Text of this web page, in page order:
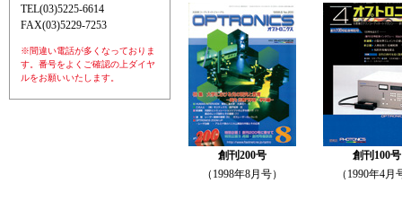
TEL(03)5225-6614
FAX(03)5229-7253
※間違い電話が多くなっておりま
す。番号をよくご確認の上ダイヤ
ルをお願いいたします。
創刊200号
（1998年8月号）
創刊100号
（1990年4月